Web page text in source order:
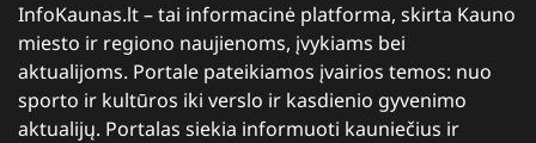
InfoKaunas.lt – tai informacinė platforma, skirta Kauno
miesto ir regiono naujienoms, įvykiams bei
aktualijoms. Portale pateikiamos įvairios temos: nuo
sporto ir kultūros iki verslo ir kasdienio gyvenimo
aktualijų. Portalas siekia informuoti kauniečius ir